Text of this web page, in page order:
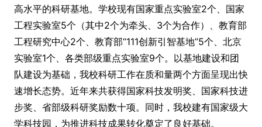
高水平的科研基地。学校现有国家重点实验室2个、国家
工程实验室5个（其中2个为牵头、3个为合作）、教育部
工程研究中心2个、教育部“111创新引智基地”5个、北京
实验室1个、各类部级重点实验室9个。以基地建设和团
队建设为基础，我校科研工作在质和量两个方面呈现出快
速增长态势。近年来共获得国家科技发明奖、国家科技进
步奖、省部级科研奖励数十项。同时，我校建有国家级大
学科技园，为推进科技成果转化奠定了良好基础。